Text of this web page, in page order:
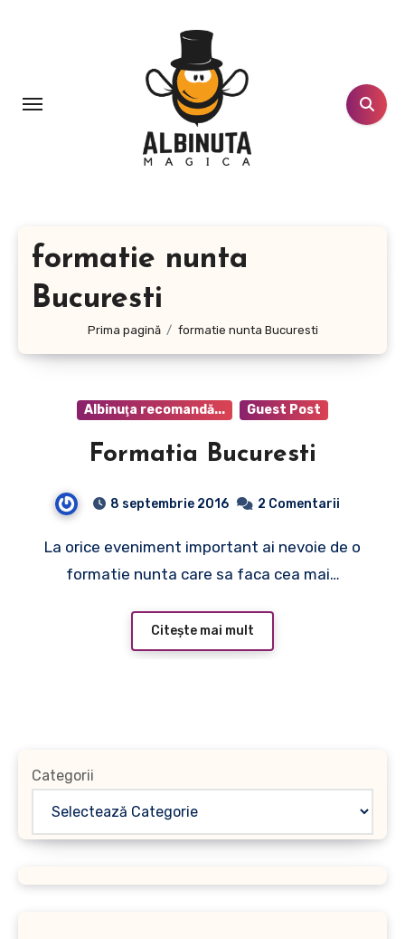
formatie nunta
Bucuresti
Prima pagină formatie nunta Bucuresti
Albinuţa recomandă... Guest Post
Formatia Bucuresti
8 septembrie 2016 2 Comentarii
La orice eveniment important ai nevoie de o
formatie nunta care sa faca cea mai…
Citește mai mult
Categorii